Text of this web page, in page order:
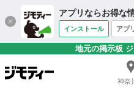
アプリならお得な
インストール アプ
地元の掲示板
神奈